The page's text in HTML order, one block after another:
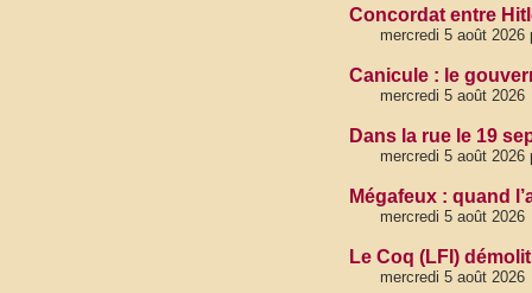
Concordat entre
mercredi 5 août
Canicule : le
mercredi 5 août 2026
Dans la rue le 19
mercredi 5 août 2026
Mégafeux : quand
mercredi 5 août 2026
Le Coq (LFI)
mercredi 5 août 2026